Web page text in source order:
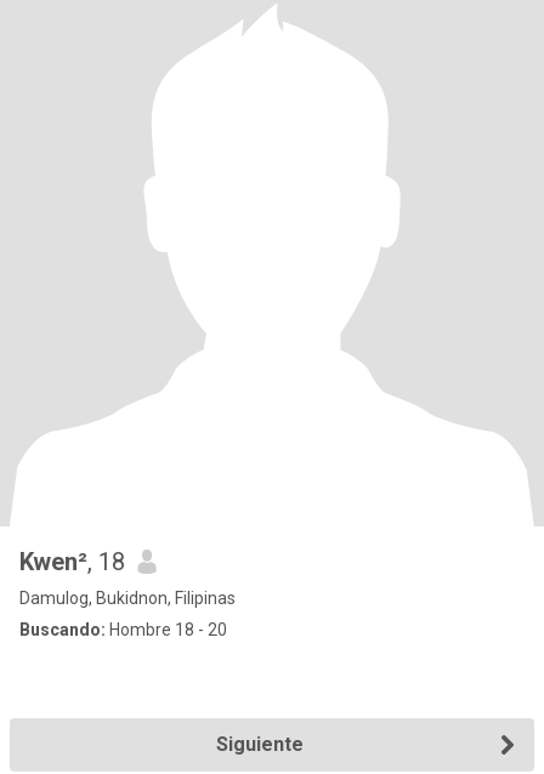
Kwen², 18
Damulog, Bukidnon, Filipinas
Buscando: Hombre 18 - 20
Siguiente